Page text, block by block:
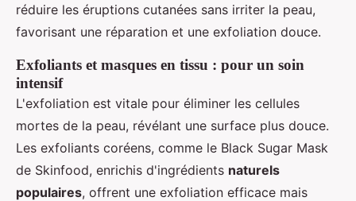
réduire les éruptions cutanées sans irriter la peau,
favorisant une réparation et une exfoliation douce.
Exfoliants et masques en tissu : pour un soin
intensif
L'exfoliation est vitale pour éliminer les cellules
mortes de la peau, révélant une surface plus douce.
Les exfoliants coréens, comme le Black Sugar Mask
de Skinfood, enrichis d'ingrédients naturels
populaires, offrent une exfoliation efficace mais